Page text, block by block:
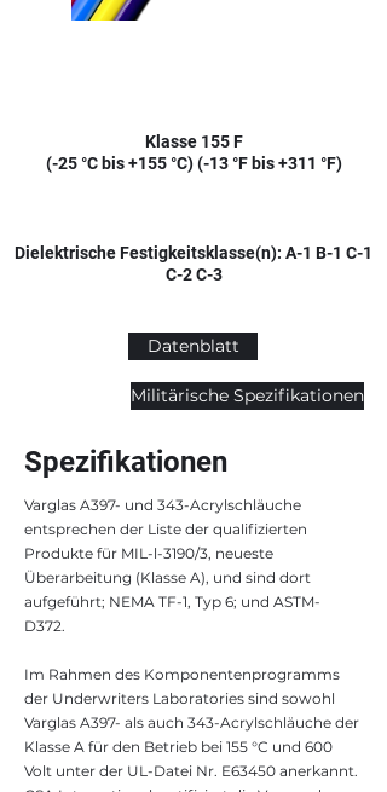
Klasse 155 F
(-25 °C bis +155 °C) (-13 °F bis +311 °F)
Dielektrische Festigkeitsklasse(n): A-1 B-1 C-1
C-2 C-3
Datenblatt
Militärische Spezifikationen
Spezifikationen
Varglas A397- und 343-Acrylschläuche
entsprechen der Liste der qualifizierten
Produkte für MIL-l-3190/3, neueste
Überarbeitung (Klasse A), und sind dort
aufgeführt; NEMA TF-1, Typ 6; und ASTM-
D372.
Im Rahmen des Komponentenprogramms
der Underwriters Laboratories sind sowohl
Varglas A397- als auch 343-Acrylschläuche der
Klasse A für den Betrieb bei 155 °C und 600
Volt unter der UL-Datei Nr. E63450 anerkannt.